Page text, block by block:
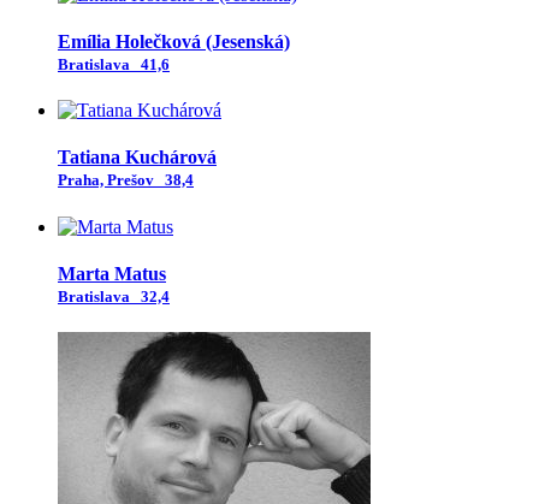
Emília Holečková (Jesenská)
Bratislava 41,6
Tatiana Kuchárová
Praha, Prešov 38,4
Marta Matus
Bratislava 32,4